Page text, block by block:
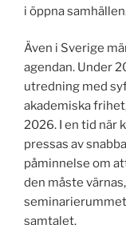
i öppna
Även i Sverige
agendan. Under
utredning med
akademiska
2026. I en tid när
pressas av
påminnelse om
den måste
samtalet.